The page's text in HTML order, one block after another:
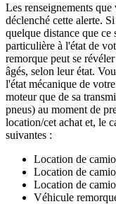
Les renseignements
déclenché cette alerte.
quelque distance que
particulière à l'état de
remorque peut se
âgés, selon leur état.
l'état mécanique de
moteur que de sa
pneus) au moment de
location/cet achat et, le
suivantes :
Location de
Location de
Location de
Véhicule